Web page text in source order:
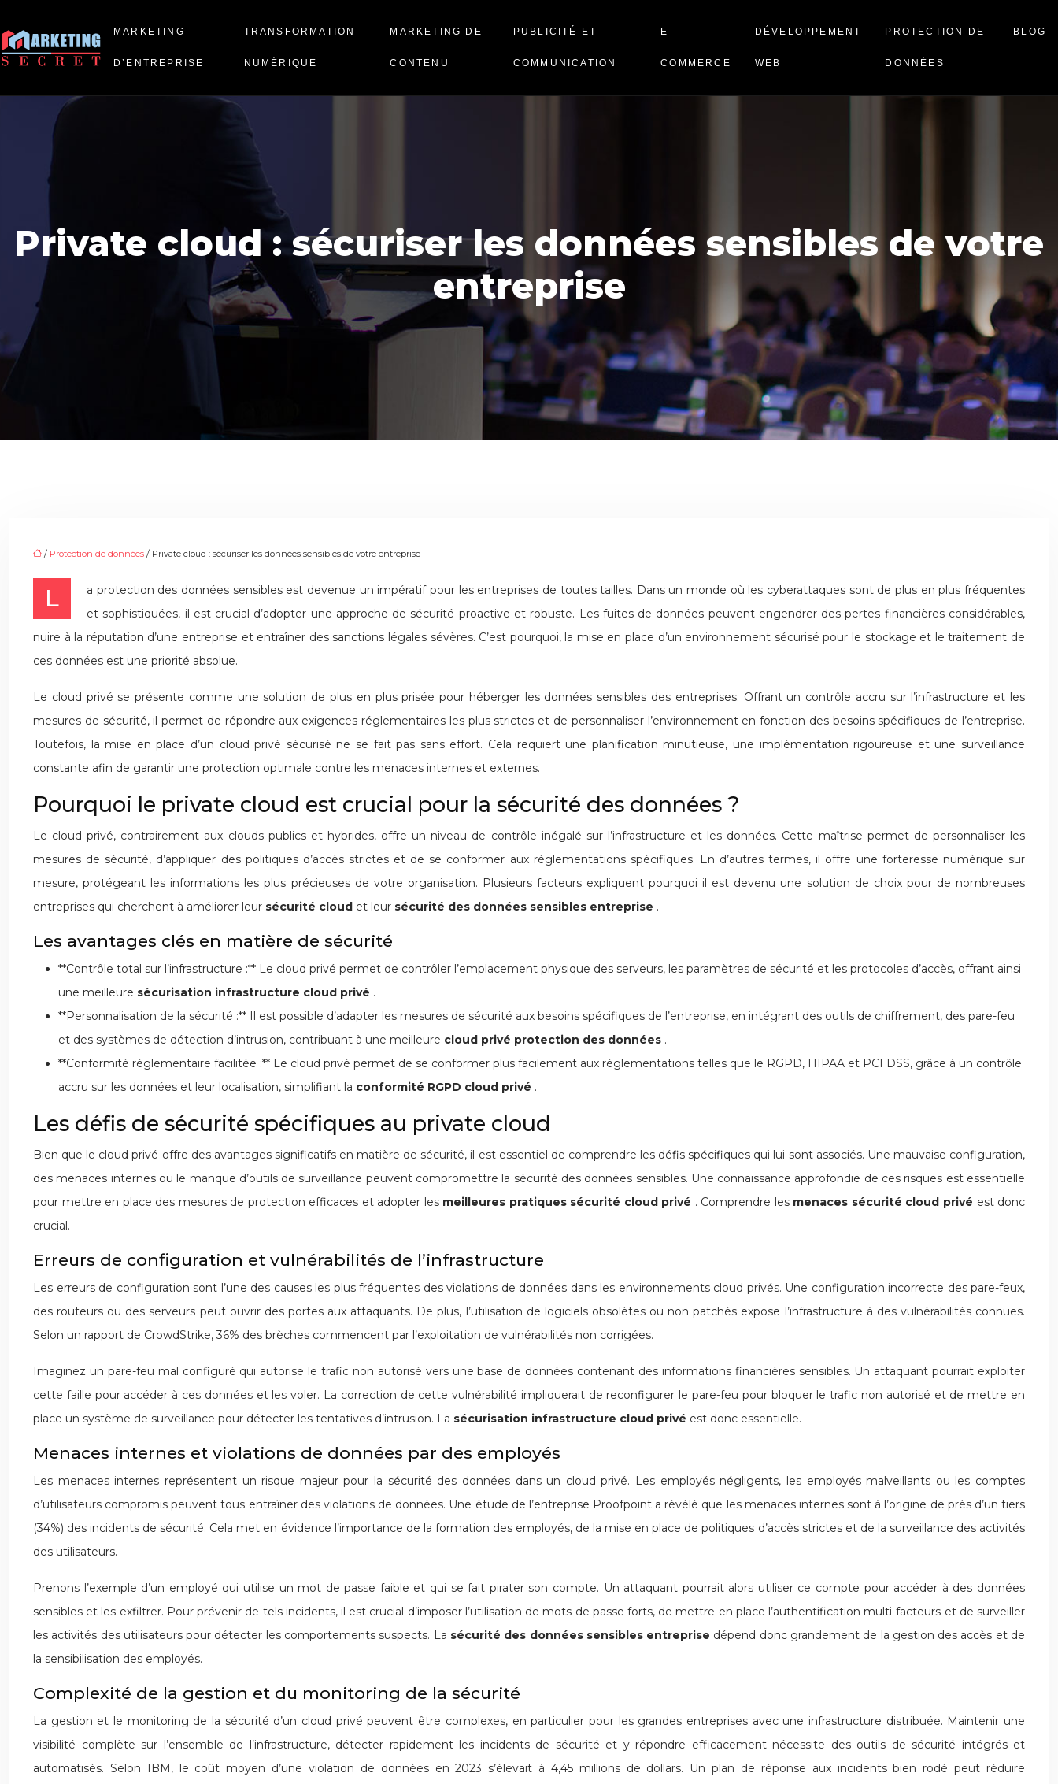
MARKETING
D’ENTREPRISE
TRANSFORMATION
NUMÉRIQUE
MARKETING DE
CONTENU
PUBLICITÉ ET
COMMUNICATION
E-
COMMERCE
DÉVELOPPEMENT
WEB
PROTECTION DE
DONNÉES
BLOG
Private cloud : sécuriser les données sensibles de votre
entreprise
/ Protection de données / Private cloud : sécuriser les données sensibles de votre entreprise
La protection des données sensibles est devenue un impératif pour les entreprises de toutes tailles. Dans un monde où les cyberattaques sont de plus en plus fréquentes
et sophistiquées, il est crucial d’adopter une approche de sécurité proactive et robuste. Les fuites de données peuvent engendrer des pertes financières considérables,
nuire à la réputation d’une entreprise et entraîner des sanctions légales sévères. C’est pourquoi, la mise en place d’un environnement sécurisé pour le stockage et le traitement de
ces données est une priorité absolue.
Le cloud privé se présente comme une solution de plus en plus prisée pour héberger les données sensibles des entreprises. Offrant un contrôle accru sur l’infrastructure et les
mesures de sécurité, il permet de répondre aux exigences réglementaires les plus strictes et de personnaliser l’environnement en fonction des besoins spécifiques de l’entreprise.
Toutefois, la mise en place d’un cloud privé sécurisé ne se fait pas sans effort. Cela requiert une planification minutieuse, une implémentation rigoureuse et une surveillance
constante afin de garantir une protection optimale contre les menaces internes et externes.
Pourquoi le private cloud est crucial pour la sécurité des données ?
Le cloud privé, contrairement aux clouds publics et hybrides, offre un niveau de contrôle inégalé sur l’infrastructure et les données. Cette maîtrise permet de personnaliser les
mesures de sécurité, d’appliquer des politiques d’accès strictes et de se conformer aux réglementations spécifiques. En d’autres termes, il offre une forteresse numérique sur
mesure, protégeant les informations les plus précieuses de votre organisation. Plusieurs facteurs expliquent pourquoi il est devenu une solution de choix pour de nombreuses
entreprises qui cherchent à améliorer leur sécurité cloud et leur sécurité des données sensibles entreprise .
Les avantages clés en matière de sécurité
**Contrôle total sur l’infrastructure :** Le cloud privé permet de contrôler l’emplacement physique des serveurs, les paramètres de sécurité et les protocoles d’accès, offrant ainsi
une meilleure sécurisation infrastructure cloud privé .
**Personnalisation de la sécurité :** Il est possible d’adapter les mesures de sécurité aux besoins spécifiques de l’entreprise, en intégrant des outils de chiffrement, des pare-feu
et des systèmes de détection d’intrusion, contribuant à une meilleure cloud privé protection des données .
**Conformité réglementaire facilitée :** Le cloud privé permet de se conformer plus facilement aux réglementations telles que le RGPD, HIPAA et PCI DSS, grâce à un contrôle
accru sur les données et leur localisation, simplifiant la conformité RGPD cloud privé .
Les défis de sécurité spécifiques au private cloud
Bien que le cloud privé offre des avantages significatifs en matière de sécurité, il est essentiel de comprendre les défis spécifiques qui lui sont associés. Une mauvaise configuration,
des menaces internes ou le manque d’outils de surveillance peuvent compromettre la sécurité des données sensibles. Une connaissance approfondie de ces risques est essentielle
pour mettre en place des mesures de protection efficaces et adopter les meilleures pratiques sécurité cloud privé . Comprendre les menaces sécurité cloud privé est donc
crucial.
Erreurs de configuration et vulnérabilités de l’infrastructure
Les erreurs de configuration sont l’une des causes les plus fréquentes des violations de données dans les environnements cloud privés. Une configuration incorrecte des pare-feux,
des routeurs ou des serveurs peut ouvrir des portes aux attaquants. De plus, l’utilisation de logiciels obsolètes ou non patchés expose l’infrastructure à des vulnérabilités connues.
Selon un rapport de CrowdStrike, 36% des brèches commencent par l’exploitation de vulnérabilités non corrigées.
Imaginez un pare-feu mal configuré qui autorise le trafic non autorisé vers une base de données contenant des informations financières sensibles. Un attaquant pourrait exploiter
cette faille pour accéder à ces données et les voler. La correction de cette vulnérabilité impliquerait de reconfigurer le pare-feu pour bloquer le trafic non autorisé et de mettre en
place un système de surveillance pour détecter les tentatives d’intrusion. La sécurisation infrastructure cloud privé est donc essentielle.
Menaces internes et violations de données par des employés
Les menaces internes représentent un risque majeur pour la sécurité des données dans un cloud privé. Les employés négligents, les employés malveillants ou les comptes
d’utilisateurs compromis peuvent tous entraîner des violations de données. Une étude de l’entreprise Proofpoint a révélé que les menaces internes sont à l’origine de près d’un tiers
(34%) des incidents de sécurité. Cela met en évidence l’importance de la formation des employés, de la mise en place de politiques d’accès strictes et de la surveillance des activités
des utilisateurs.
Prenons l’exemple d’un employé qui utilise un mot de passe faible et qui se fait pirater son compte. Un attaquant pourrait alors utiliser ce compte pour accéder à des données
sensibles et les exfiltrer. Pour prévenir de tels incidents, il est crucial d’imposer l’utilisation de mots de passe forts, de mettre en place l’authentification multi-facteurs et de surveiller
les activités des utilisateurs pour détecter les comportements suspects. La sécurité des données sensibles entreprise dépend donc grandement de la gestion des accès et de
la sensibilisation des employés.
Complexité de la gestion et du monitoring de la sécurité
La gestion et le monitoring de la sécurité d’un cloud privé peuvent être complexes, en particulier pour les grandes entreprises avec une infrastructure distribuée. Maintenir une
visibilité complète sur l’ensemble de l’infrastructure, détecter rapidement les incidents de sécurité et y répondre efficacement nécessite des outils de sécurité intégrés et
automatisés. Selon IBM, le coût moyen d’une violation de données en 2023 s’élevait à 4,45 millions de dollars. Un plan de réponse aux incidents bien rodé peut réduire